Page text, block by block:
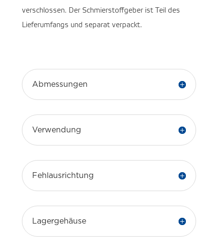
verschlossen. Der Schmierstoffgeber ist Teil des
Lieferumfangs und separat verpackt.
Abmessungen
Verwendung
Fehlausrichtung
Lagergehäuse